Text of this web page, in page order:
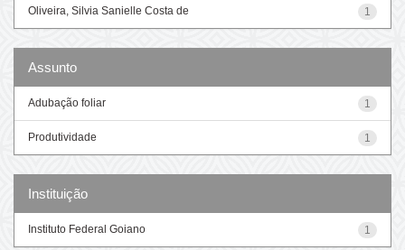
1
Oliveira, Silvia Sanielle Costa de
Assunto
1
Adubação foliar
1
Produtividade
Instituição
1
Instituto Federal Goiano